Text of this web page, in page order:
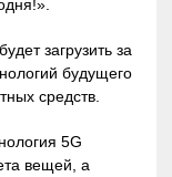
загрузить за
будущего
средств.
5G
вещей, а